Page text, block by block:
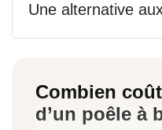
Une alternative
Combien
d’un poêle à